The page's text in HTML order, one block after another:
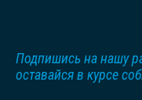
Подпишись на нашу
оставайся в курсе